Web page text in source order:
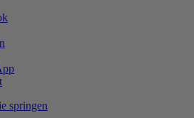
springen